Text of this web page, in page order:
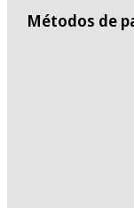
Métodos de